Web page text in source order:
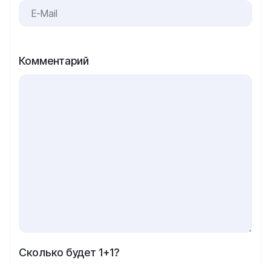
Комментарий
Сколько будет 1+1?